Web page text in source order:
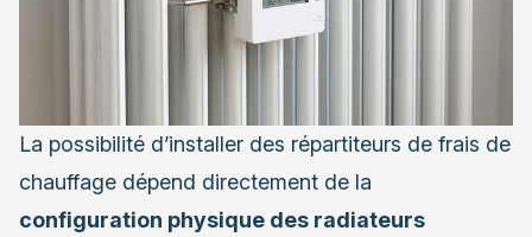
La possibilité d’installer des répartiteurs de frais de
chauffage dépend directement de la
configuration physique des radiateurs